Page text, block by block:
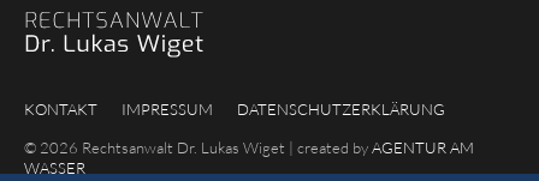
KONTAKT IMPRESSUM
DATENSCHUTZERKLÄRUNG
© 2026 Rechtsanwalt Dr. Lukas Wiget | created byAGENTUR AM
WASSER